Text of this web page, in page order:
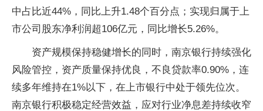
中占比近44%，同比上升1.48个百分点；实现归属于上
市公司股东净利润超106亿元，同比增长5.26%。
资产规模保持稳健增长的同时，南京银行持续强化
风险管控，资产质量保持优良，不良贷款率0.90%，连
续多年维持在1%以下，在上市银行中处于领先位次。
南京银行积极稳定经营效益，应对行业净息差持续收窄